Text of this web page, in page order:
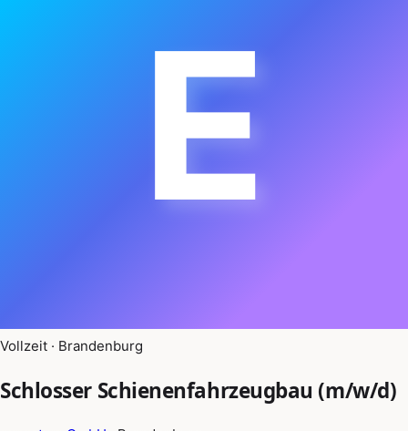
E
Vollzeit · Brandenburg
Schlosser Schienenfahrzeugbau (m/w/d)